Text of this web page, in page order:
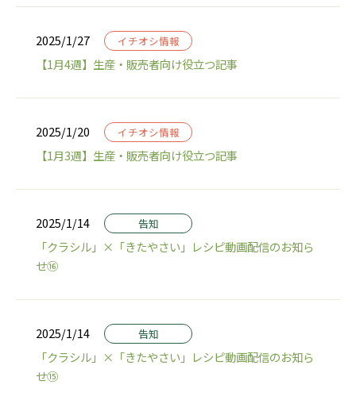
2025/1/27 イチオシ情報
【1月4週】生産・販売者向け役立つ記事
2025/1/20 イチオシ情報
【1月3週】生産・販売者向け役立つ記事
2025/1/14 告知
「クラシル」×「きたやさい」レシピ動画配信のお知ら
せ⑯
2025/1/14 告知
「クラシル」×「きたやさい」レシピ動画配信のお知ら
せ⑮